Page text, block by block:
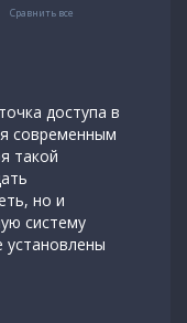
Сравнить все
доступа в
современным
такой
но и
систему
установлены